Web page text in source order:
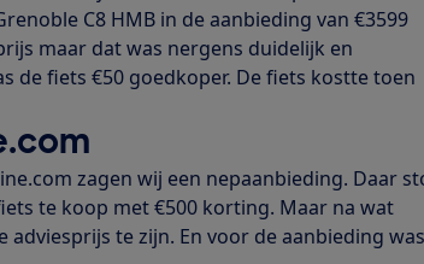
C8 HMB in de aanbieding van €3599
maar dat was nergens duidelijk en
de fiets €50 goedkoper. De fiets kostte toen
zagen wij een nepaanbieding. Daar
te koop met €500 korting. Maar na wat
te zijn. En voor de aanbieding